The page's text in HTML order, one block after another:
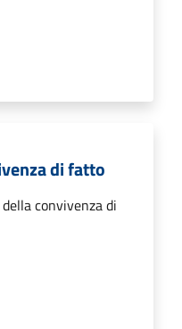
di fatto
convivenza di